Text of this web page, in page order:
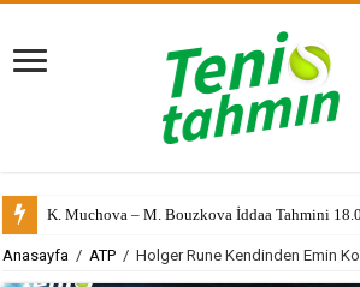
K. Muchova – M. Bouzkova İddaa Tahmini
Anasayfa / ATP / Holger Rune Kendinden Emin